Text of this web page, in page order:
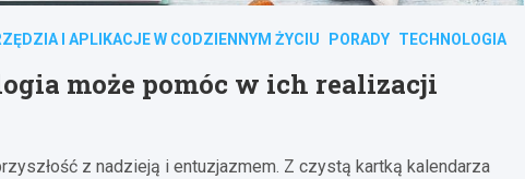
I APLIKACJE W CODZIENNYM ŻYCIU PORADY TECHNOLOGIA
może pomóc w ich realizacji
z nadzieją i entuzjazmem. Z czystą kartką kalendarza